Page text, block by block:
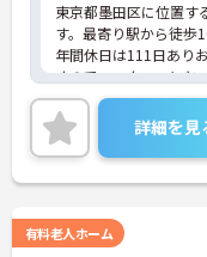
東京都墨田区に位置す
す。最寄り駅から徒歩
年間休日は111日あり
すので、スタッフにと
います。
ご興味のある方には、
に詳細をお話しいたし
さい！
詳細を見
有料老人ホーム